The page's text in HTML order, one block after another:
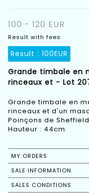
100 - 120 EUR
Result with fees
Result : 100EUR
Grande timbale en
rinceaux et - Lot
Grande timbale en
rinceaux et d'un
Poinçons de
Hauteur : 44cm.
MY ORDERS
SALE INFORMATION
SALES CONDITIONS